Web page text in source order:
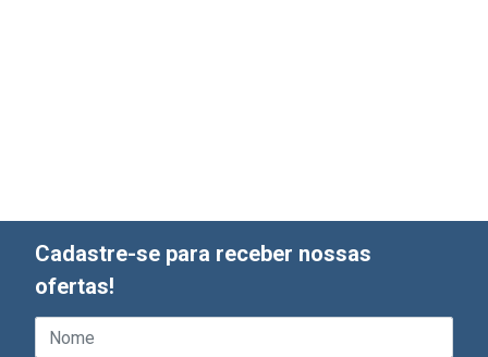
Cadastre-se para receber nossas
ofertas!